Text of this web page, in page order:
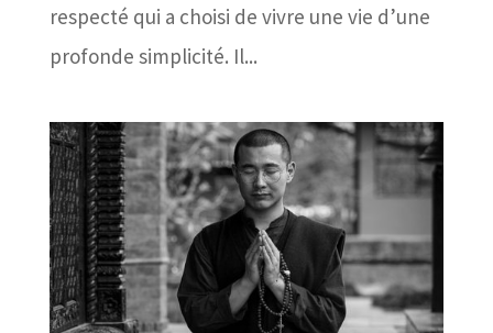
respecté qui a choisi de vivre une vie d’une
profonde simplicité. Il...